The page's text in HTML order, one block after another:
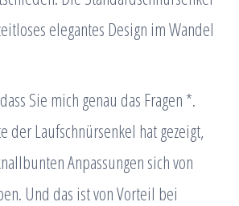
elegantes Design im Wandel
Sie mich genau das Fragen *.
der Laufschnürsenkel hat gezeigt,
Anpassungen sich von
Und das ist von Vorteil bei